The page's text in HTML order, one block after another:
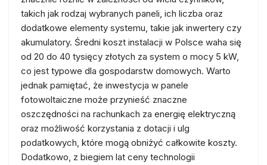
takich jak rodzaj wybranych paneli, ich liczba oraz
dodatkowe elementy systemu, takie jak inwertery czy
akumulatory. Średni koszt instalacji w Polsce waha się
od 20 do 40 tysięcy złotych za system o mocy 5 kW,
co jest typowe dla gospodarstw domowych. Warto
jednak pamiętać, że inwestycja w panele
fotowoltaiczne może przynieść znaczne
oszczędności na rachunkach za energię elektryczną
oraz możliwość korzystania z dotacji i ulg
podatkowych, które mogą obniżyć całkowite koszty.
Dodatkowo, z biegiem lat ceny technologii